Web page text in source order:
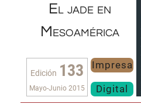
El jade en
Mesoamérica
Edición 133
Mayo-Junio 2015
Impresa
Digital